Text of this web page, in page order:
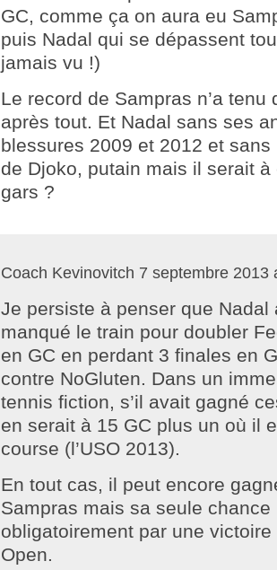
GC, comme ça on aura eu
puis Nadal qui se dépassent
jamais vu !)
Le record de Sampras n’a tenu
après tout. Et Nadal sans ses
blessures 2009 et 2012 et sans
de Djoko, putain mais il serait à
gars ?
Coach Kevinovitch 7 septembre 2013
Je persiste à penser que Nadal
manqué le train pour doubler
en GC en perdant 3 finales en
contre NoGluten. Dans un
tennis fiction, s’il avait gagné
en serait à 15 GC plus un où il
course (l’USO 2013).
En tout cas, il peut encore
Sampras mais sa seule
obligatoirement par une
Open.